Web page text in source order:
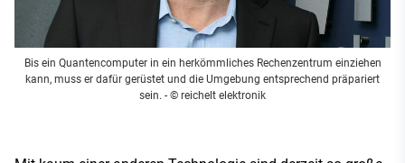
Bis ein Quantencomputer in ein herkömmliches Rechenzentrum einziehen
kann, muss er dafür gerüstet und die Umgebung entsprechend präpariert
sein. - © reichelt elektronik